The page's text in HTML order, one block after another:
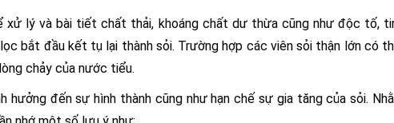
xử lý và bài tiết chất thải, khoáng chất dư thừa cũng như độc tố,
bắt đầu kết tụ lại thành sỏi. Trường hợp các viên sỏi thận lớn có
chảy của nước tiểu.
đến sự hình thành cũng như hạn chế sự gia tăng của sỏi.